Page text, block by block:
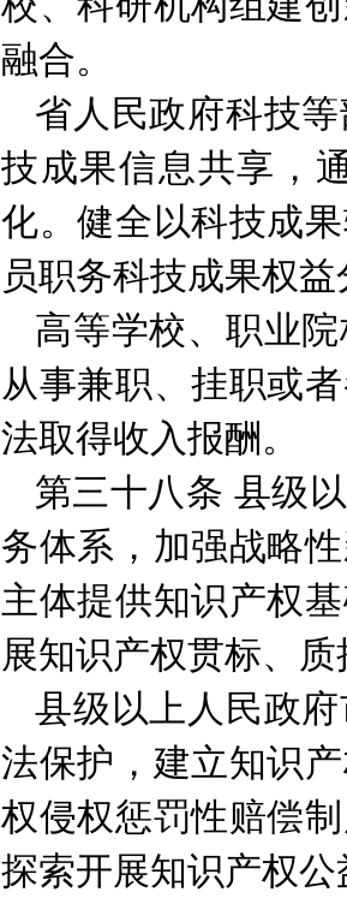
融合。
省人民政府科技
技成果信息共享，
化。健全以科技成
员职务科技成果权
高等学校、职业
从事兼职、挂职或
法取得收入报酬。
第三十八条 县级
务体系，加强战略
主体提供知识产权
展知识产权贯标、
县级以上人民政
法保护，建立知识
权侵权惩罚性赔偿
探索开展知识产权公